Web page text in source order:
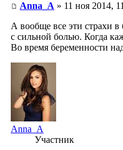
Anna_A » 11 ноя 2014,
А вообще все эти страхи
с сильной болью. Когда
Во время беременности
Anna_A
Участник